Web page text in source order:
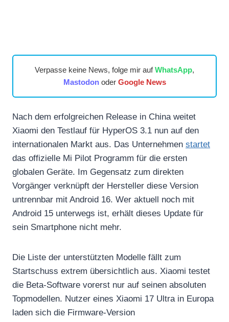
Verpasse keine News, folge mir aufWhatsApp,
Mastodonoder Google News
Nach dem erfolgreichen Release in China weitet
Xiaomi den Testlauf für HyperOS 3.1 nun auf den
internationalen Markt aus. Das Unternehmen startet
das offizielle Mi Pilot Programm für die ersten
globalen Geräte. Im Gegensatz zum direkten
Vorgänger verknüpft der Hersteller diese Version
untrennbar mit Android 16. Wer aktuell noch mit
Android 15 unterwegs ist, erhält dieses Update für
sein Smartphone nicht mehr.
Die Liste der unterstützten Modelle fällt zum
Startschuss extrem übersichtlich aus. Xiaomi testet
die Beta-Software vorerst nur auf seinen absoluten
Topmodellen. Nutzer eines Xiaomi 17 Ultra in Europa
laden sich die Firmware-Version